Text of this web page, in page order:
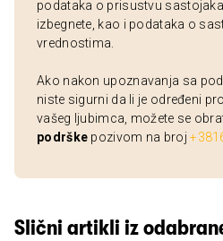
podataka o prisustvu
izbegnete, kao i podataka o
vrednostima.
Ako nakon upoznavanja sa
niste sigurni da li je određeni
vašeg ljubimca, možete se
podrške pozivom na broj
Slični artikli iz